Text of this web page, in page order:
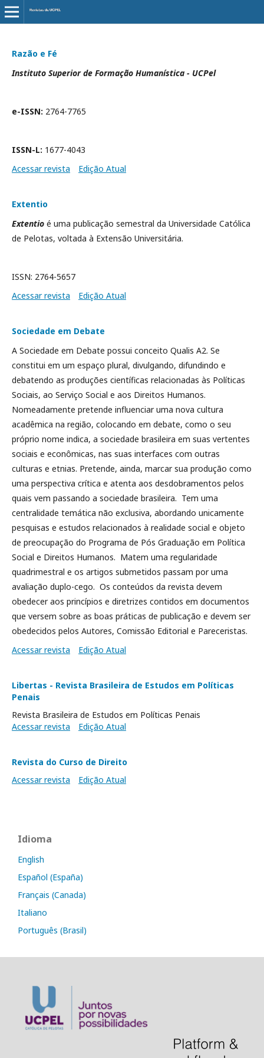
Razão e Fé
Instituto Superior de Formação Humanística - UCPel
e-ISSN: 2764-7765
ISSN-L: 1677-4043
Acessar revista
Edição Atual
Extentio
Extentio é uma publicação semestral da Universidade Católica
de Pelotas, voltada à Extensão Universitária.
ISSN: 2764-5657
Acessar revista
Edição Atual
Sociedade em Debate
A Sociedade em Debate possui conceito Qualis A2. Se
constitui em um espaço plural, divulgando, difundindo e
debatendo as produções científicas relacionadas às Políticas
Sociais, ao Serviço Social e aos Direitos Humanos.
Nomeadamente pretende influenciar uma nova cultura
acadêmica na região, colocando em debate, como o seu
próprio nome indica, a sociedade brasileira em suas vertentes
sociais e econômicas, nas suas interfaces com outras
culturas e etnias. Pretende, ainda, marcar sua produção como
uma perspectiva crítica e atenta aos desdobramentos pelos
quais vem passando a sociedade brasileira. Tem uma
centralidade temática não exclusiva, abordando unicamente
pesquisas e estudos relacionados à realidade social e objeto
de preocupação do Programa de Pós Graduação em Política
Social e Direitos Humanos. Matem uma regularidade
quadrimestral e os artigos submetidos passam por uma
avaliação duplo-cego. Os conteúdos da revista devem
obedecer aos princípios e diretrizes contidos em documentos
que versem sobre as boas práticas de publicação e devem ser
obedecidos pelos Autores, Comissão Editorial e Pareceristas.
Acessar revista
Edição Atual
Libertas - Revista Brasileira de Estudos em Políticas
Penais
Revista Brasileira de Estudos em Políticas Penais
Acessar revista
Edição Atual
Revista do Curso de Direito
Acessar revista
Edição Atual
Idioma
English
Español (España)
Français (Canada)
Italiano
Português (Brasil)